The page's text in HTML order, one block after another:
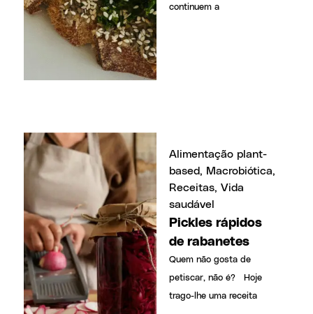
continuem a
Alimentação plant-
based Macrobiótica
Receitas Vida
saudável
Pickles rápidos
de rabanetes
Quem não gosta de
petiscar, não é? Hoje
trago-lhe uma receita